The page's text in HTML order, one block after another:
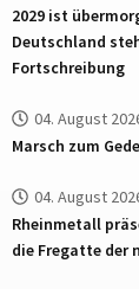
2029 ist
Deutschland
Fortschreibung
04. August
Marsch zum
04. August
Rheinmetall
die Fregatte der